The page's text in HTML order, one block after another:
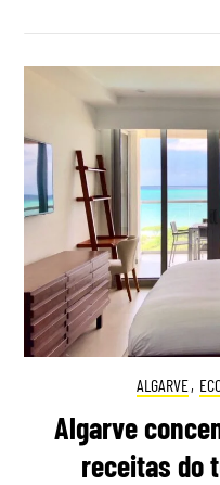
ALGARVE,
Algarve
receitas do